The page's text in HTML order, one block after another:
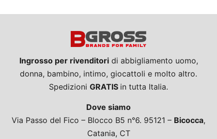
Ingrosso per rivenditoridi abbigliamento uomo,
donna, bambino, intimo, giocattoli e molto altro.
Spedizioni GRATIS in tutta Italia.
Dove siamo
Via Passo del Fico – Blocco B5 n°6. 95121 – Bicocca,
Catania, CT